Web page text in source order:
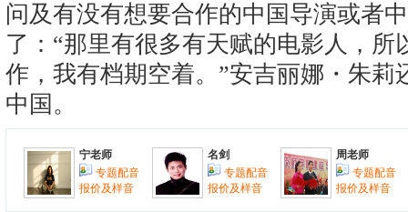
问及有没有想要合作的中国导演或者
了：“那里有很多有天赋的电影人，所
作，我有档期空着。”安吉丽娜・朱莉
中国。
宁老师
专题配音
报价及样音
名剑
专题配音
报价及样音
周老师
专题配音
报价及样音